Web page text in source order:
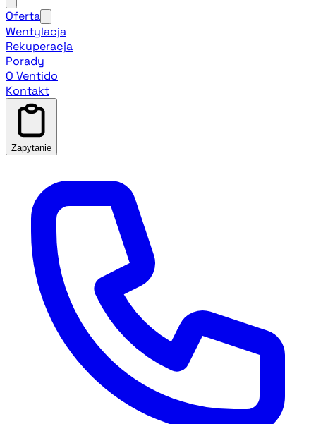
Oferta
Wentylacja
Rekuperacja
Porady
O Ventido
Kontakt
Zapytanie